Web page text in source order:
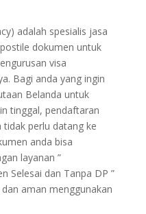
adalah spesialis jasa
dokumen untuk
visa
Bagi anda yang ingin
Belanda untuk
tinggal, pendaftaran
tidak perlu datang ke
anda bisa
layanan ”
Selesai dan Tanpa DP ”
aman menggunakan